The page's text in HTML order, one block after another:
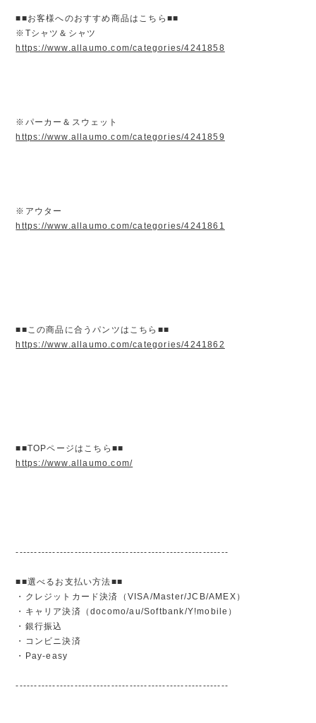
■■お客様へのおすすめ商品はこちら■■
※Tシャツ＆シャツ
https://www.allaumo.com/categories/4241858
※パーカー＆スウェット
https://www.allaumo.com/categories/4241859
※アウター
https://www.allaumo.com/categories/4241861
■■この商品に合うパンツはこちら■■
https://www.allaumo.com/categories/4241862
■■TOPページはこちら■■
https://www.allaumo.com/
----------------------------------------------------------
■■選べるお支払い方法■■
・クレジットカード決済（VISA/Master/JCB/AMEX）
・キャリア決済（docomo/au/Softbank/Y!mobile）
・銀行振込
・コンビニ決済
・Pay-easy
----------------------------------------------------------